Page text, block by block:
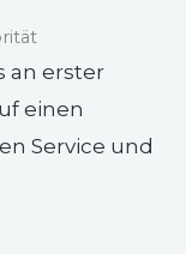
an erster
einen
Service und